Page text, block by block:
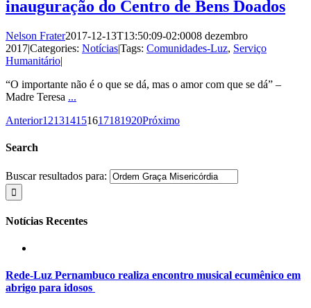
inauguração do Centro de Bens Doados
Nelson Frater2017-12-13T13:50:09-02:0008 dezembro
2017|Categories: Notícias|Tags: Comunidades-Luz, Serviço
Humanitário|
“O importante não é o que se dá, mas o amor com que se dá” –
Madre Teresa ...
Anterior121314151617181920Próximo
Search
Buscar resultados para:
Notícias Recentes
Rede-Luz Pernambuco realiza encontro musical ecumênico em
abrigo para idosos